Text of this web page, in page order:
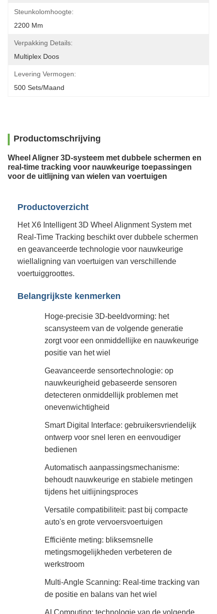
Steunkolomhoogte:
2200 Mm
Verpakking Details:
Multiplex Doos
Levering Vermogen:
500 Sets/maand
Productomschrijving
Wheel Aligner 3D-systeem met dubbele schermen en
real-time tracking voor nauwkeurige toepassingen
voor de uitlijning van wielen van voertuigen
Productoverzicht
Het X6 Intelligent 3D Wheel Alignment System met
Real-Time Tracking beschikt over dubbele schermen
en geavanceerde technologie voor nauwkeurige
wiellaligning van voertuigen van verschillende
voertuiggroottes.
Belangrijkste kenmerken
Hoge-precisie 3D-beeldvorming: het
scansysteem van de volgende generatie
zorgt voor een onmiddellijke en nauwkeurige
positie van het wiel
Geavanceerde sensortechnologie: op
nauwkeurigheid gebaseerde sensoren
detecteren onmiddellijk problemen met
onevenwichtigheid
Smart Digital Interface: gebruikersvriendelijk
ontwerp voor snel leren en eenvoudiger
bedienen
Automatisch aanpassingsmechanisme:
behoudt nauwkeurige en stabiele metingen
tijdens het uitlijningsproces
Versatile compatibiliteit: past bij compacte
auto's en grote vervoersvoertuigen
Efficiënte meting: bliksemsnelle
metingsmogelijkheden verbeteren de
werkstroom
Multi-Angle Scanning: Real-time tracking van
de positie en balans van het wiel
AI Computing: technologie van de volgende